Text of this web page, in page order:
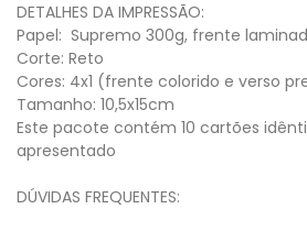
DETALHES DA IMPRESSÃO:
Papel: Supremo 300g, frente
Corte: Reto
Cores: 4x1 (frente colorido e verso
Tamanho: 10,5x15cm
Este pacote contém 10 cartões
apresentado
DÚVIDAS FREQUENTES: